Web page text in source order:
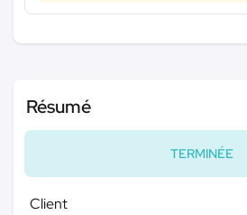
Résumé
TERMINÉE
Client